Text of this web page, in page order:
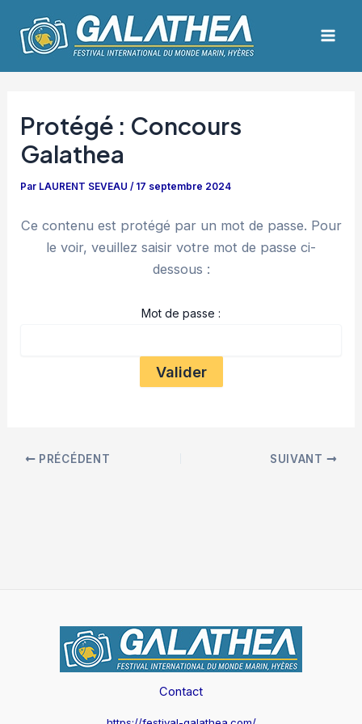
contenu
Protégé : Concours
Galathea
Par LAURENT SEVEAU/ 17 septembre 2024
Ce contenu est protégé par un mot de passe. Pour
le voir, veuillez saisir votre mot de passe ci-
dessous :
Mot de passe :
des
articles
PRÉCÉDENT SUIVANT
Contact